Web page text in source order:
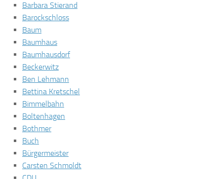
Barbara Stierand
Barockschloss
Baum
Baumhaus
Baumhausdorf
Beckerwitz
Ben Lehmann
Bettina Kretschel
Bimmelbahn
Boltenhagen
Bothmer
Buch
Bürgermeister
Carsten Schmoldt